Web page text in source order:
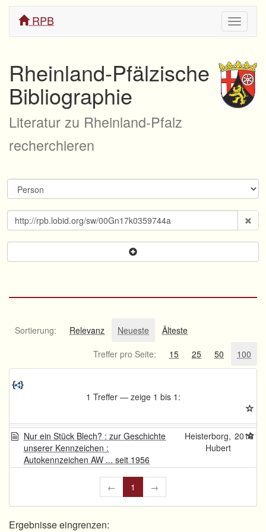
ein/
RPB
Rheinland-Pfälzische
Bibliographie
Literatur zu Rheinland-Pfalz
recherchieren
Sortierung: Relevanz Neueste
Älteste
Treffer pro Seite:
15 25 50 100
1 Treffer — zeige 1 bis 1:
Nur ein Stück Blech? : zur Geschichte
unserer Kennzeichen :
Autokennzeichen AW ... seit 1956
Heisterborg,
Hubert
2016
← 1 →
Ergebnisse eingrenzen: